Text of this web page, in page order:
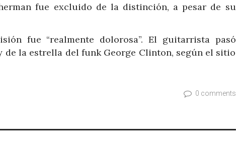
fue excluido de la distinción, a pesar de su
fue “realmente dolorosa”. El guitarrista pasó
de la estrella del funk George Clinton, según el sitio
0 comments